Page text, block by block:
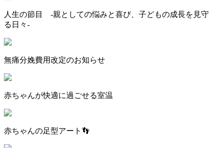
人生の節目 -親としての悩みと喜び、子どもの成長を見守
る日々-
無痛分娩費用改定のお知らせ
赤ちゃんが快適に過ごせる室温
赤ちゃんの足型アート👣